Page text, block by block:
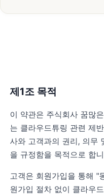
제1조 목적
이 약관은 주식회사 꿈많
는 클라우드튜링 관련 제
사와 고객과의 권리, 의무
을 규정함을 목적으로 합
고객은 회원가입을 통해 "
원가입 절차 없이 클라우